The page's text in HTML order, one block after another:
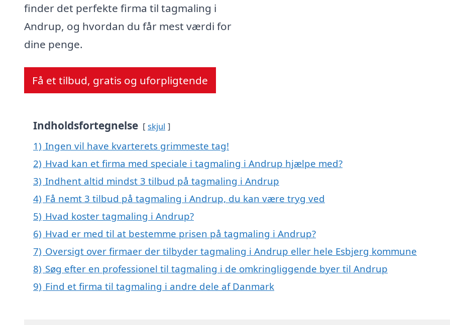
finder det perfekte firma til tagmaling i
Andrup, og hvordan du får mest værdi for
dine penge.
Få et tilbud, gratis og uforpligtende
Indholdsfortegnelse skjul
1) Ingen vil have kvarterets grimmeste tag!
2) Hvad kan et firma med speciale i tagmaling i Andrup hjælpe med?
3) Indhent altid mindst 3 tilbud på tagmaling i Andrup
4) Få nemt 3 tilbud på tagmaling i Andrup, du kan være tryg ved
5) Hvad koster tagmaling i Andrup?
6) Hvad er med til at bestemme prisen på tagmaling i Andrup?
7) Oversigt over firmaer der tilbyder tagmaling i Andrup eller hele Esbjerg kommune
8) Søg efter en professionel til tagmaling i de omkringliggende byer til Andrup
9) Find et firma til tagmaling i andre dele af Danmark